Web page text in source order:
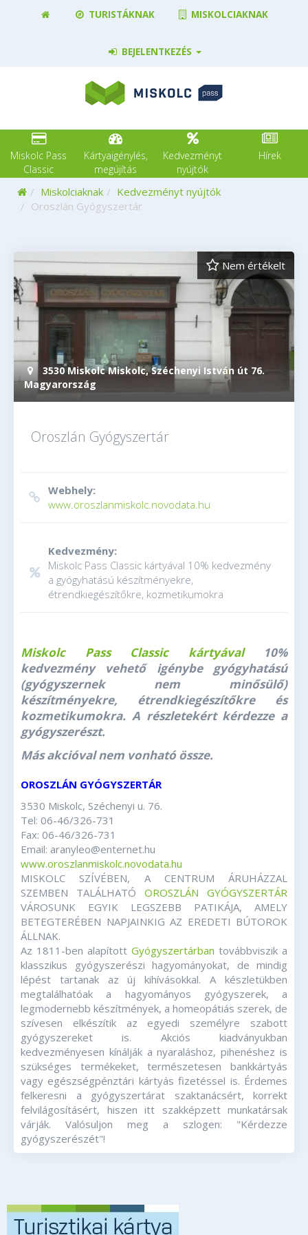
TURISTÁKNAK MISKOLCIAKNAK
BEJELENTKEZÉS
Miskolc Pass
Classic
Kártyaigénylés,
megújítás
Kedvezményt
nyújtók
Hírek
Kezdőoldal
Miskolciaknak
Kedvezményt nyújtók
Oroszlán Gyógyszertár
3530 Miskolc Miskolc, Széchenyi István út 76.
Magyarország
Nem értékelt
Oroszlán Gyógyszertár
Webhely:
www.oroszlanmiskolc.novodata.hu
Kedvezmény:
Miskolc Pass Classic kártyával 10% kedvezmény
a gyógyhatású készítményekre,
étrendkiegészítőkre, kozmetikumokra
Miskolc Pass Classic kártyával10%
kedvezmény vehető igénybe gyógyhatású
(gyógyszernek nem minősülő)
készítményekre, étrendkiegészítőkre és
kozmetikumokra. A részletekért kérdezze a
gyógyszerészt.
Más akcióval nem vonható össze.
OROSZLÁN GYÓGYSZERTÁR
3530 Miskolc, Széchenyi u. 76.
Tel: 06-46/326-731
Fax: 06-46/326-731
Email: aranyleo@enternet.hu
www.oroszlanmiskolc.novodata.hu
MISKOLC SZÍVÉBEN, A CENTRUM ÁRUHÁZZAL
SZEMBEN TALÁLHATÓ OROSZLÁN GYÓGYSZERTÁR
VÁROSUNK EGYIK LEGSZEBB PATIKÁJA, AMELY
BETEGTERÉBEN NAPJAINKIG AZ EREDETI BÚTOROK
ÁLLNAK.
Az 1811-ben alapított Gyógyszertárban továbbviszik a
klasszikus gyógyszerészi hagyományokat, de mindig
lépést tartanak az új kihívásokkal. A készletükben
megtalálhatóak a hagyományos gyógyszerek, a
legmodernebb készítmények, a homeopátiás szerek, de
szívesen elkészítik az egyedi személyre szabott
gyógyszereket is. Akciós kiadványukban
kedvezményesen kínálják a nyaraláshoz, pihenéshez is
szükséges termékeket, természetesen bankkártyás
vagy egészségpénztári kártyás fizetéssel is. Érdemes
felkeresni a gyógyszertárat szaktanácsért, korrekt
felvilágosításért, hiszen itt szakképzett munkatársak
várják. Valósuljon meg a szlogen: "Kérdezze
gyógyszerészét"!